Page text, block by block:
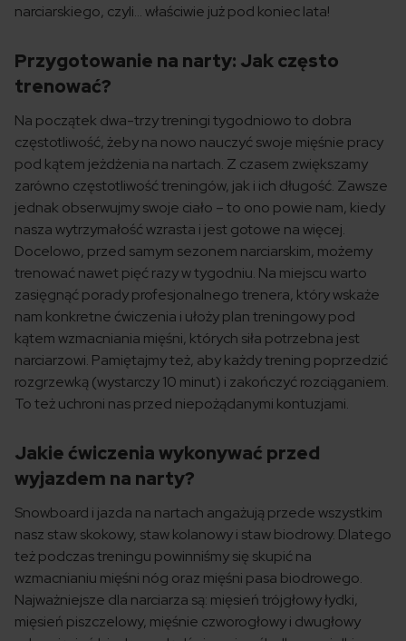
narciarskiego, czyli… właściwie już pod koniec lata!
Przygotowanie na narty: Jak często
trenować?
Na początek dwa-trzy treningi tygodniowo to dobra
częstotliwość, żeby na nowo nauczyć swoje mięśnie pracy
pod kątem jeżdżenia na nartach. Z czasem zwiększamy
zarówno częstotliwość treningów, jak i ich długość. Zawsze
jednak obserwujmy swoje ciało – to ono powie nam, kiedy
nasza wytrzymałość wzrasta i jest gotowe na więcej.
Docelowo, przed samym sezonem narciarskim, możemy
trenować nawet pięć razy w tygodniu. Na miejscu warto
zasięgnąć porady profesjonalnego trenera, który wskaże
nam konkretne ćwiczenia i ułoży plan treningowy pod
kątem wzmacniania mięśni, których siła potrzebna jest
narciarzowi. Pamiętajmy też, aby każdy trening poprzedzić
rozgrzewką (wystarczy 10 minut) i zakończyć rozciąganiem.
To też uchroni nas przed niepożądanymi kontuzjami.
Jakie ćwiczenia wykonywać przed
wyjazdem na narty?
Snowboard i jazda na nartach angażują przede wszystkim
nasz staw skokowy, staw kolanowy i staw biodrowy. Dlatego
też podczas treningu powinniśmy się skupić na
wzmacnianiu mięśni nóg oraz mięśni pasa biodrowego.
Najważniejsze dla narciarza są: mięsień trójgłowy łydki,
mięsień piszczelowy, mięśnie czworogłowy i dwugłowy